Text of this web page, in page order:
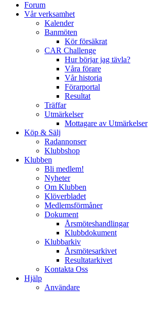
Forum
Vår verksamhet
Kalender
Banmöten
Kör försäkrat
CAR Challenge
Hur börjar jag tävla?
Våra förare
Vår historia
Förarportal
Resultat
Träffar
Utmärkelser
Mottagare av Utmärkelser
Köp & Sälj
Radannonser
Klubbshop
Klubben
Bli medlem!
Nyheter
Om Klubben
Klöverbladet
Medlemsförmåner
Dokument
Årsmöteshandlingar
Klubbdokument
Klubbarkiv
Årsmötesarkivet
Resultatarkivet
Kontakta Oss
Hjälp
Användare